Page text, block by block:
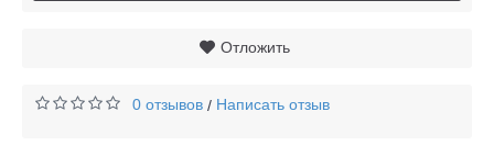
Отложить
0 отзывов / Написать отзыв